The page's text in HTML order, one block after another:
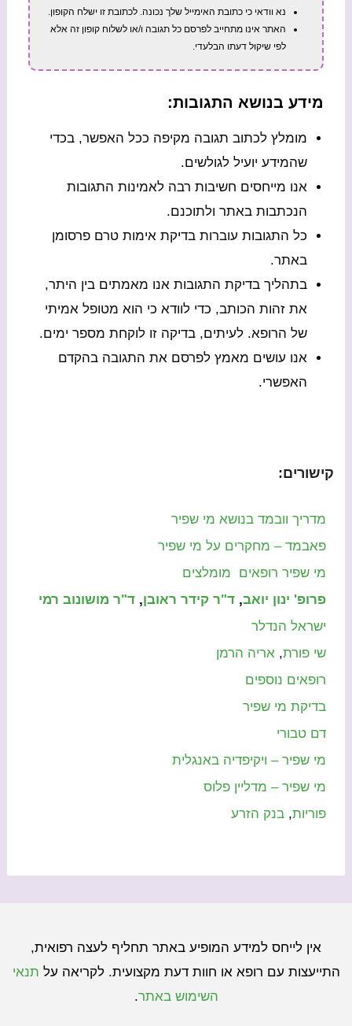
נא וודאי כי כתובת האימייל שלך נכונה. לכתובת זו ישלח הקופון.
האתר אינו מתחייב לפרסם כל תגובה ו/או לשלוח קופון זה אלא
לפי שיקול דעתו הבלעדי.
מידע בנושא התגובות:
מומלץ לכתוב תגובה מקיפה ככל האפשר, בכדי
שהמידע יועיל לגולשים.
אנו מייחסים חשיבות רבה לאמינות התגובות
הנכתבות באתר ולתוכנם.
כל התגובות עוברות בדיקת אימות טרם פרסומן
באתר.
בתהליך בדיקת התגובות אנו מאמתים בין היתר,
את זהות הכותב, כדי לוודא כי הוא מטופל אמיתי
של הרופא. לעיתים, בדיקה זו לוקחת מספר ימים.
אנו עושים מאמץ לפרסם את התגובה בהקדם
האפשרי.
קישורים:
מדריך וובמד בנושא מי שפיר
פאבמד – מחקרים על מי שפיר
מי שפיר רופאים מומלצים
פרופ' ינון יואב,ד"ר קידר ראובן,ד"ר מושונוב רמי
ישראל הנדלר
שי פורת,אריה הרמן
רופאים נוספים
בדיקת מי שפיר
דם טבורי
מי שפיר – ויקיפדיה באנגלית
מי שפיר – מדליין פלוס
פוריות,בנק הזרע
אין לייחס למידע המופיע באתר תחליף לעצה רפואית,
התייעצות עם רופא או חוות דעת מקצועית. לקריאה על תנאי
השימוש באתר.